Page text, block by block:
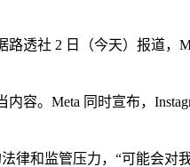
社 2 日（今天）报道，
容。Meta 同时宣布，
律和监管压力，“可能会对